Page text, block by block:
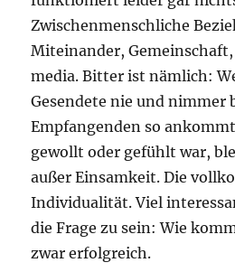
Zwischenmenschliche
Miteinander,
media. Bitter ist nämlich:
Gesendete nie und nimmer
Empfangenden so
gewollt oder gefühlt war,
außer Einsamkeit. Die
Individualität. Viel
die Frage zu sein: Wie
zwar erfolgreich.